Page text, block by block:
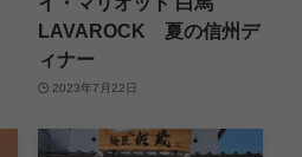
LAVAROCK 夏の信州デ
ィナー
2023年7月22日